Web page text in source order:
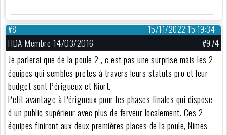
15/11/2022 15:19:34
#8
HDA Membre 14/03/2016
#974
Je parlerai que de la poule 2 , c est pas une surprise mais les 2
équipes qui sembles pretes à travers leurs statuts pro et leur
budget sont Périgueux et Niort.
Petit avantage à Périgueux pour les phases finales qui dispose
d un public supérieur avec plus de ferveur localement. Ces 2
équipes finiront aux deux premières places de la poule, Nimes